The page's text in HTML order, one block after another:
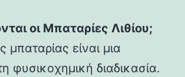
οι Μπαταρίες Λιθίου;
μπαταρίας είναι μια
φυσικοχημική διαδικασία.